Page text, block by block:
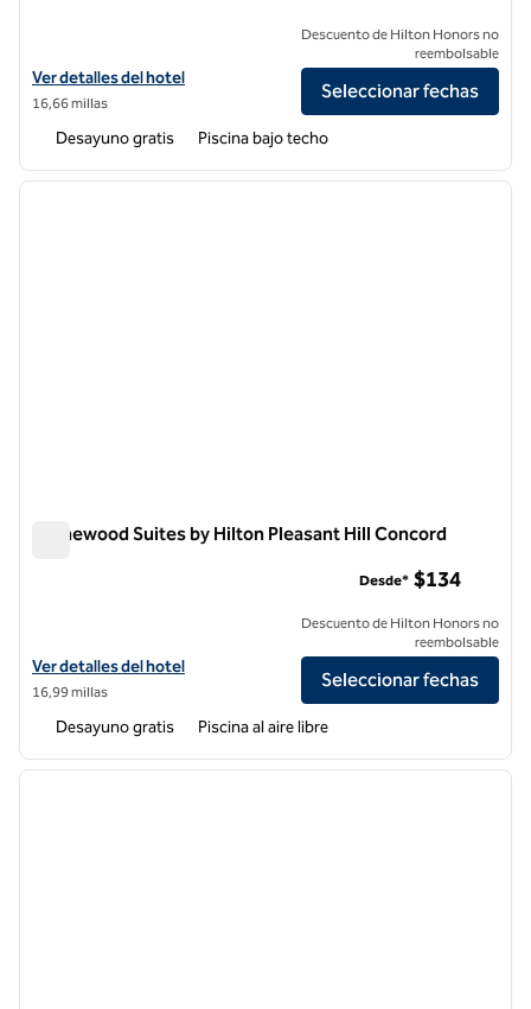
Ver detalles del hotel Homewood Suites by Hilton Belmont
Ver detalles del hotel
16,66 millas
Descuento de Hilton Honors no
reembolsable
Seleccionar fechas
Desayuno gratis Piscina bajo techo
1 de 12
Homewood Suites by Hilton Pleasant Hill Concord
Ver detalles del hotel Homewood Suites by Hilton Pleasant Hill
Ver detalles del hotel
16,99 millas
Desde* $134
Descuento de Hilton Honors no
reembolsable
Seleccionar fechas
Desayuno gratis Piscina al aire libre
1 de 12